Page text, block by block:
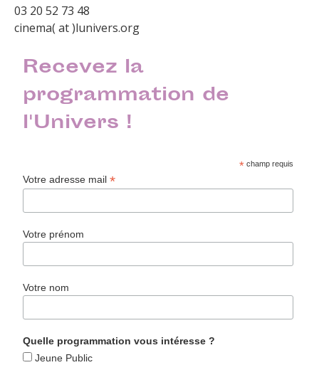
03 20 52 73 48
cinema( at )lunivers.org
Recevez la
programmation de
l'Univers !
* champ requis
Votre adresse mail*
Votre prénom
Votre nom
Quelle programmation vous intéresse ?
Jeune Public